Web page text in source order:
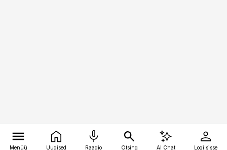
Menüü Uudised Raadio Otsing AI Chat Logi sisse